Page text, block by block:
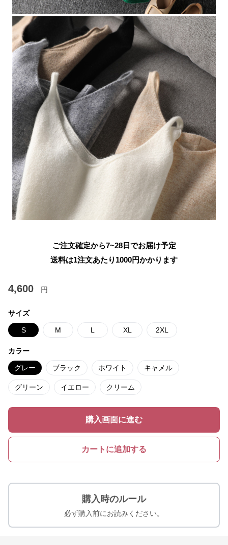
ご注文確定から7~28日でお届け予定
送料は1注文あたり 1000円かかります
4,600 円
サイズ
S M L XL 2XL
カラー
グレー ブラック ホワイト キャメル
グリーン イエロー クリーム
購入画面に進む
カートに追加する
購入時のルール
必ず購入前にお読みください。